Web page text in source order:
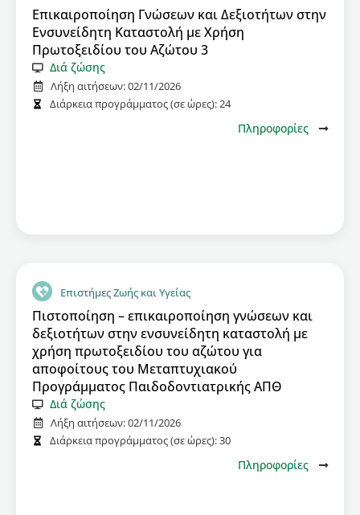
Επικαιροποίηση Γνώσεων και Δεξιοτήτων στην
Ενσυνείδητη Καταστολή με Χρήση
Πρωτοξειδίου του Αζώτου 3
Διά ζώσης
Λήξη αιτήσεων:02/11/2026
Διάρκεια προγράμματος (σε ώρες):24
Πληροφορίες
Επιστήμες Ζωής και Υγείας
Πιστοποίηση – επικαιροποίηση γνώσεων και
δεξιοτήτων στην ενσυνείδητη καταστολή με
χρήση πρωτοξειδίου του αζώτου για
αποφοίτους του Μεταπτυχιακού
Προγράμματος Παιδοδοντιατρικής ΑΠΘ
Διά ζώσης
Λήξη αιτήσεων:02/11/2026
Διάρκεια προγράμματος (σε ώρες):30
Πληροφορίες